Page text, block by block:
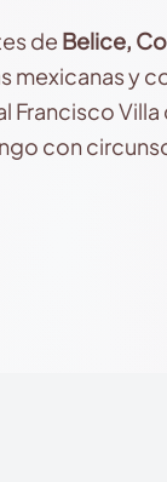
de Belice,
mexicanas y
Francisco
con